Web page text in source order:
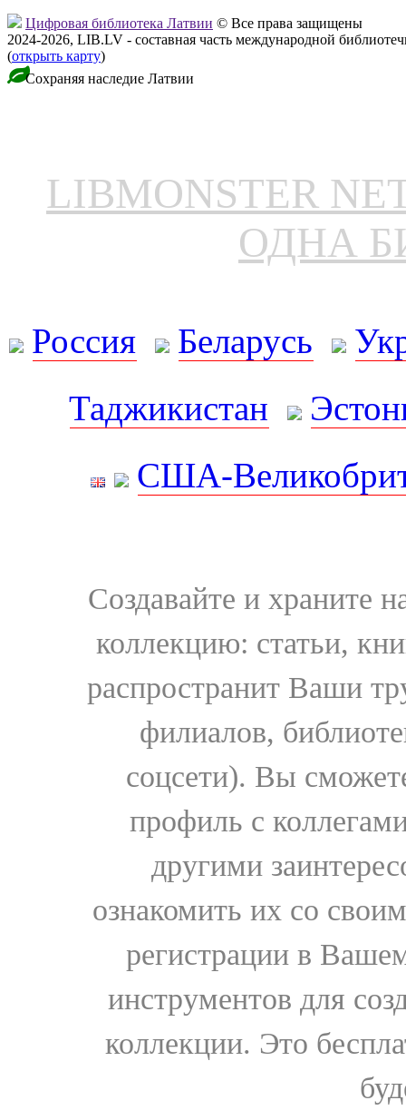
Цифровая библиотека Латвии © Все права защищены
2024-2026, LIB.LV - составная часть международной
(открыть карту)
Сохраняя наследие Латвии
LIBMONSTER
ОДНА
Россия Беларусь
Таджикистан
США-
Создавайте и храните
коллекцию: статьи,
распространит Ваши
филиалов,
соцсети). Вы
профиль с
другими
ознакомить их со
регистрации в
инструментов для
коллекции. Это